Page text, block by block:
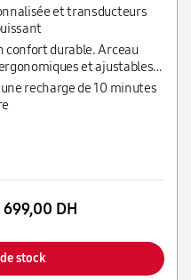
et transducteurs
confort durable. Arceau
et ajustables
recharge de 10 minutes
699,00 DH
stock